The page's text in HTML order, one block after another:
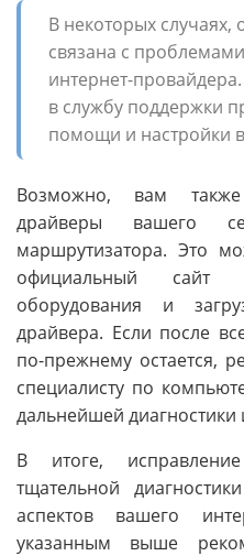
В некоторых
связана с
интернет-
в службу поддержки
помощи и настройки
Возможно, вам также
драйверы вашего
маршрутизатора. Это
официальный сайт
оборудования и
драйвера. Если после
по-прежнему остается,
специалисту по
дальнейшей
В итоге,
тщательной
аспектов вашего
указанным выше